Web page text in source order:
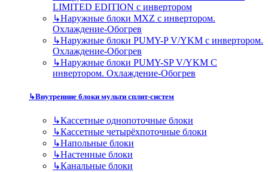
LIMITED EDITION с инвертором
↳Наружные блоки MXZ с инвертором.
Охлаждение-Обогрев
↳Наружные блоки PUMY-P V/YKM с инвертором.
Охлаждение-Обогрев
↳Наружные блоки PUMY-SP V/YKM С
инвертором. Охлаждение-Обогрев
↳Внутренние блоки мульти сплит-систем
↳Кассетные однопоточные блоки
↳Кассетные четырёхпоточные блоки
↳Напольные блоки
↳Настенные блоки
↳Канальные блоки